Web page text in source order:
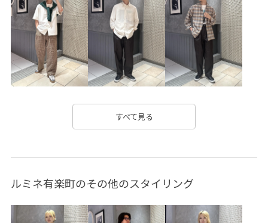
ウエストがゴム クルーネック ゴム仕様 サンダル
シャツ ショーツ シンプル ジャケット
スタイリッシュ スッキリ ストレスフリー
スリッポン トレンド トレンド感 ハリ感
ポリエステル モダン モノトーン
ロゴプリント ワイドシルエット 上品 光沢感
別注アイテム 定番 差し色 快適 快適なはき心地
暑い夏でも快適 清涼感 程よいゆとり 通気性
すべて見る
ルミネ有楽町のその他のスタイリング